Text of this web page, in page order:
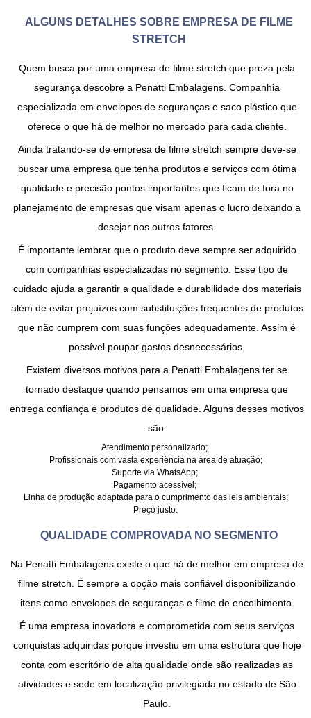
ALGUNS DETALHES SOBRE EMPRESA DE FILME
STRETCH
Quem busca por uma empresa de filme stretch que preza pela
segurança descobre a Penatti Embalagens. Companhia
especializada em envelopes de seguranças e saco plástico que
oferece o que há de melhor no mercado para cada cliente.
Ainda tratando-se de empresa de filme stretch sempre deve-se
buscar uma empresa que tenha produtos e serviços com ótima
qualidade e precisão pontos importantes que ficam de fora no
planejamento de empresas que visam apenas o lucro deixando a
desejar nos outros fatores.
É importante lembrar que o produto deve sempre ser adquirido
com companhias especializadas no segmento. Esse tipo de
cuidado ajuda a garantir a qualidade e durabilidade dos materiais
além de evitar prejuízos com substituições frequentes de produtos
que não cumprem com suas funções adequadamente. Assim é
possível poupar gastos desnecessários.
Existem diversos motivos para a Penatti Embalagens ter se
tornado destaque quando pensamos em uma empresa que
entrega confiança e produtos de qualidade. Alguns desses motivos
são:
Atendimento personalizado;
Profissionais com vasta experiência na área de atuação;
Suporte via WhatsApp;
Pagamento acessível;
Linha de produção adaptada para o cumprimento das leis ambientais;
Preço justo.
QUALIDADE COMPROVADA NO SEGMENTO
Na Penatti Embalagens existe o que há de melhor em empresa de
filme stretch. É sempre a opção mais confiável disponibilizando
itens como envelopes de seguranças e filme de encolhimento.
É uma empresa inovadora e comprometida com seus serviços
conquistas adquiridas porque investiu em uma estrutura que hoje
conta com escritório de alta qualidade onde são realizadas as
atividades e sede em localização privilegiada no estado de São
Paulo.